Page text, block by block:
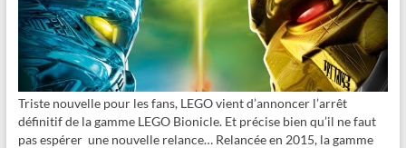
Triste nouvelle pour les fans, LEGO vient d’annoncer l’arrêt
définitif de la gamme LEGO Bionicle. Et précise bien qu’il ne faut
pas espérer une nouvelle relance… Relancée en 2015, la gamme